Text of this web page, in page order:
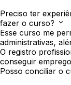
Preciso ter
fazer o curso?
Esse curso me
administrativas,
O registro
conseguir
Posso conciliar o